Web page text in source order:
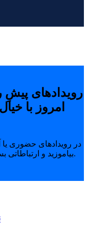
رویدادهای پیشِ
امروز با
در رویدادهای حضوری یا
بیاموزید و ارتباطاتی بسازید که مسیر رشد شما را متحول می‌کند.